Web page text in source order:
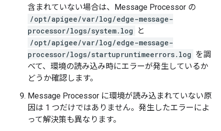
含まれていない場合は、Message Processor の
/opt/apigee/var/log/edge-message-
processor/logs/system.log
と
/opt/apigee/var/log/edge-message-
processor/logs/startupruntimeerrors.log を調
べて、環境の読み込み時にエラーが発生しているか
どうか確認します。
Message Processor に環境が読み込まれていない原
因は 1 つだけではありません。発生したエラーによ
って解決策も異なります。